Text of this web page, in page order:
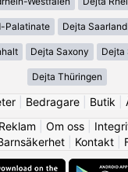
Palatinate Dejta Saarland
Dejta Saxony Dejta
Dejta Thüringen
| Bedragare| Butik
Reklam Om oss|
| Kontakt|